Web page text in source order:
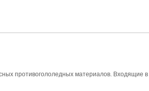
противогололедных материалов. Входящие в